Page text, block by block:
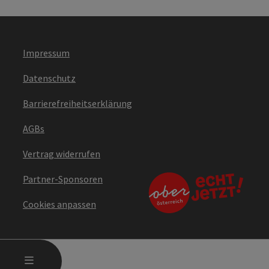
MENÜ
Impressum
Datenschutz
Barrierefreiheitserklärung
AGBs
Vertrag widerrufen
Partner-Sponsoren
Cookies anpassen